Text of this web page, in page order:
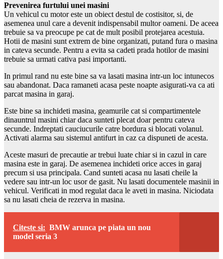
Prevenirea furtului unei masini
Un vehicul cu motor este un obiect destul de costisitor, si, de
asemenea unul care a devenit indispensabil multor oameni. De aceea
trebuie sa va preocupe pe cat de mult posibil protejarea acestuia.
Hotii de masini sunt extrem de bine organizati, putand fura o masina
in cateva secunde. Pentru a evita sa cadeti prada hotilor de masini
trebuie sa urmati cativa pasi importanti.
In primul rand nu este bine sa va lasati masina intr-un loc intunecos
sau abandonat. Daca ramaneti acasa peste noapte asigurati-va ca ati
parcat masina in garaj.
Este bine sa inchideti masina, geamurile cat si compartimentele
dinauntrul masini chiar daca sunteti plecat doar pentru cateva
secunde. Indreptati cauciucurile catre bordura si blocati volanul.
Activati alarma sau sistemul antifurt in caz ca dispuneti de acesta.
Aceste masuri de precautie ar trebui luate chiar si in cazul in care
masina este in garaj. De asemenea inchideti orice acces in garaj
precum si usa principala. Cand sunteti acasa nu lasati cheile la
vedere sau intr-un loc usor de gasit. Nu lasati documentele masinii in
vehicul. Verificati in mod regulat daca le aveti in masina. Niciodata
sa nu lasati cheia de rezerva in masina.
Citeste si: BMW arunca pe piata un nou
model seria 3